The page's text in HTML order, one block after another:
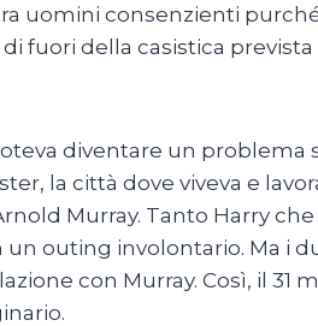
uomini consenzienti
fuori della casistica
diventare un problema
la città dove viveva e
Murray. Tanto Harry
outing involontario. Ma i
con Murray. Così, il 31